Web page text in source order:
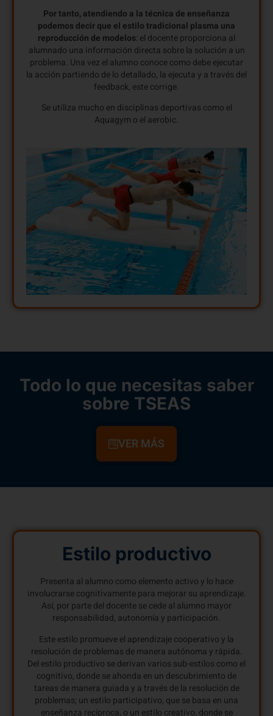
Por tanto, atendiendo a la técnica de enseñanza
podemos decir que el estilo tradicional plasma una
reproducción de modelos: el docente proporciona al
alumnado una información directa sobre la solución a un
problema. Una vez el alumno conoce como debe ejecutar
la acción partiendo de lo detallado, la ejecuta y a través del
feedback, este corrige.
Se utiliza mucho en disciplinas deportivas como el
Aquagym o el aerobic.
Todo lo que necesitas saber
sobre TSEAS
VER MÁS
Estilo productivo
Presenta al alumno como elemento activo y lo hace
involucrarse cognitivamente para mejorar su aprendizaje.
Así, por parte del docente se cede al alumno mayor
responsabilidad, autonomía y participación.
Este estilo promueve el aprendizaje cooperativo y la
resolución de problemas de manera autónoma y rápida.
Del estilo productivo se derivan varios sub-estilos como el
cognitivo, donde se ahonda en un descubrimiento de
tareas de manera guiada y a través de la resolución de
problemas; un estilo participativo, que se basa en una
enseñanza recíproca, o un estilo creativo, donde se